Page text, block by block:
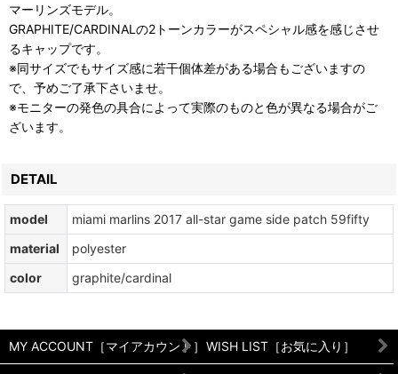
マーリンズモデル。
GRAPHITE/CARDINALの2トーンカラーがスペシャル感を感じさせ
るキャップです。
※同サイズでもサイズ感に若干個体差がある場合もございますの
で、予めご了承下さいませ。
※モニターの発色の具合によって実際のものと色が異なる場合がご
ざいます。
DETAIL
model
miami marlins 2017 all-star game side patch 59fifty
material
polyester
color
graphite/cardinal
MY ACCOUNT［マイアカウント］ WISH LIST［お気に入り］